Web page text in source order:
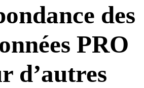
des
PRO
d’autres